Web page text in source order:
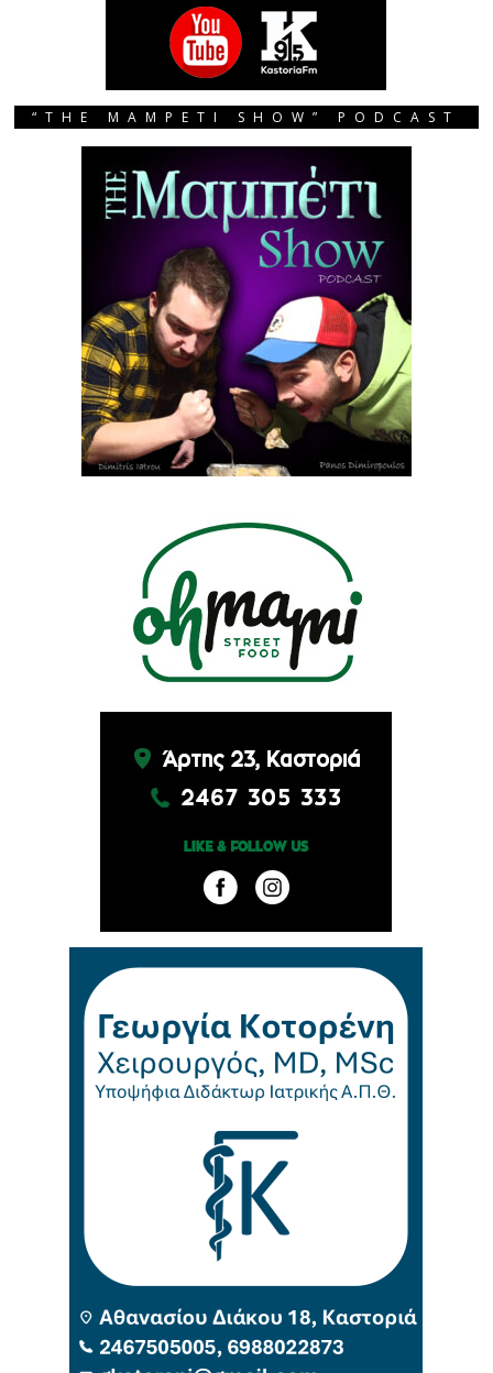
“THE MAMPETI SHOW” PODCAST